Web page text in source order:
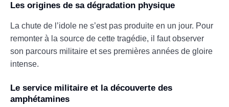
Les origines de sa dégradation physique
La chute de l’idole ne s’est pas produite en un jour. Pour
remonter à la source de cette tragédie, il faut observer
son parcours militaire et ses premières années de gloire
intense.
Le service militaire et la découverte des
amphétamines